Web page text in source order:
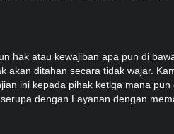
hak atau kewajiban apa pun di
akan ditahan secara tidak wajar.
ini kepada pihak ketiga mana
dengan Layanan dengan